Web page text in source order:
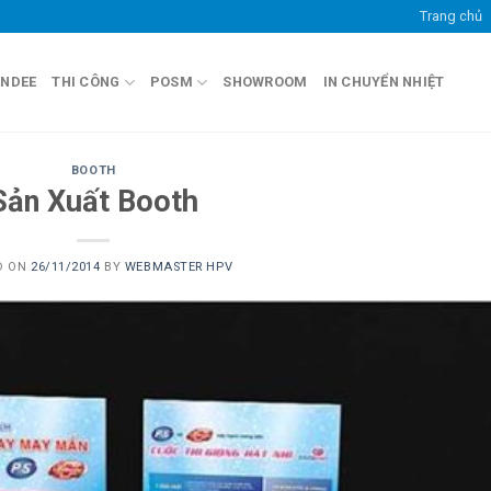
Trang chủ
THI CÔNG POSM SHOWROOM IN CHUYỂN NHIỆT
BOOTH
Xuất Booth
ON 26/11/2014 BY WEBMASTER HPV